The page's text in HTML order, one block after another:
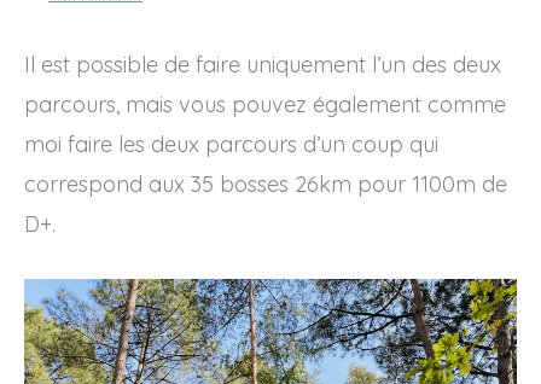
Il est possible de faire uniquement l’un des deux
parcours, mais vous pouvez également comme
moi faire les deux parcours d’un coup qui
correspond aux 35 bosses 26km pour 1100m de
D+.